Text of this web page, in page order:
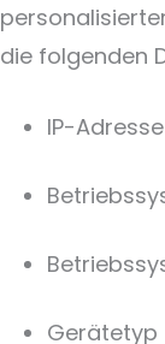
die folgenden
IP-Adresse
Gerätetyp